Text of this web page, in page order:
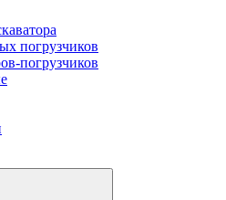
погрузчиков
погрузчиков